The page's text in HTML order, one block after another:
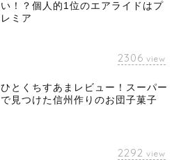
い！？個人的1位のエアライドはプ
レミア
2306 view
ひとくちすあまレビュー！スーパー
で見つけた信州作りのお団子菓子
2292 view